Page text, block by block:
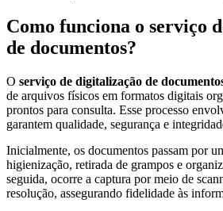
Somos
Unidades
Nossas
Políticas
Política
Privacidade
Política
de
Como funciona o serviço
de documentos?
O serviço de digitalização de
de arquivos físicos em formatos digitais
prontos para consulta. Esse processo
garantem qualidade, segurança e
Inicialmente, os documentos passam por
higienização, retirada de grampos e
seguida, ocorre a captura por meio de
resolução, assegurando fidelidade às